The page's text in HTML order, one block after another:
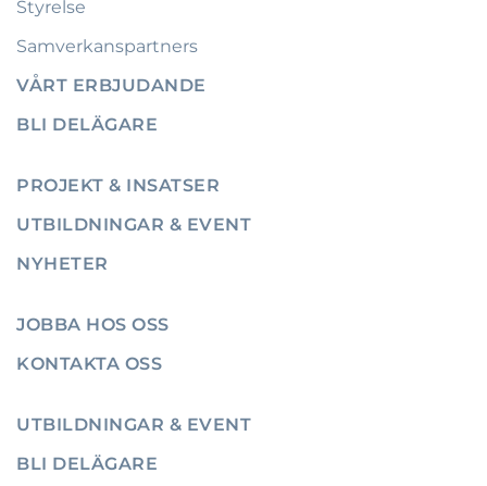
Styrelse
Samverkanspartners
VÅRT ERBJUDANDE
BLI DELÄGARE
PROJEKT & INSATSER
UTBILDNINGAR & EVENT
NYHETER
JOBBA HOS OSS
KONTAKTA OSS
UTBILDNINGAR & EVENT
BLI DELÄGARE